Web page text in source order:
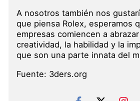
A nosotros también nos
que piensa Rolex, esperamos
empresas comiencen a
creatividad, la habilidad y la
que son una parte innata del
Fuente: 3ders.org